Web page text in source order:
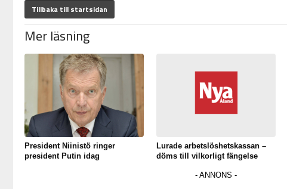
Tillbaka till startsidan
Mer läsning
President Niinistö ringer
president Putin idag
Lurade arbetslöshetskassan –
döms till vilkorligt fängelse